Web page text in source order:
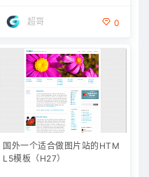
超哥 0
国外一个适合做图片站的HTM
L5模板（H27）